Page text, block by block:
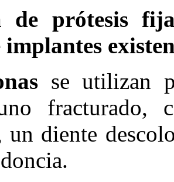
de prótesis
implantes
se utilizan
fracturado,
un diente